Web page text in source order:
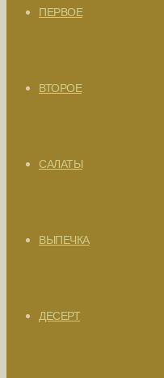
ПЕРВОЕ
ВТОРОЕ
САЛАТЫ
ВЫПЕЧКА
ДЕСЕРТ